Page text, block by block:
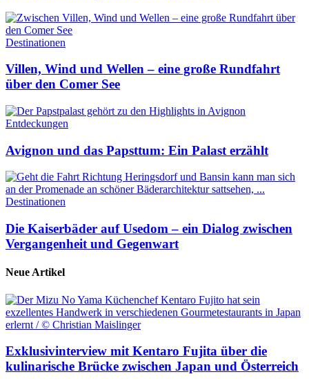
Destinationen
Villen, Wind und Wellen – eine große Rundfahrt
über den Comer See
Entdeckungen
Avignon und das Papsttum: Ein Palast erzählt
Destinationen
Die Kaiserbäder auf Usedom – ein Dialog zwischen
Vergangenheit und Gegenwart
Neue Artikel
Exklusivinterview mit Kentaro Fujita über die
kulinarische Brücke zwischen Japan und Österreich